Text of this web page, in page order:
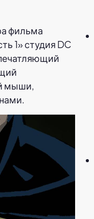
фильма
1» студия DC
мыши,